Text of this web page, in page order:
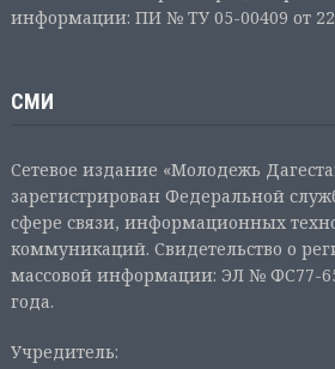
информации: ПИ № ТУ 05-00409 от 22
СМИ
Сетевое издание «Молодежь
зарегистрирован Федеральной
сфере связи, информационных
коммуникаций. Свидетельство о
массовой информации: ЭЛ № ФС77-
года.
Учредитель: